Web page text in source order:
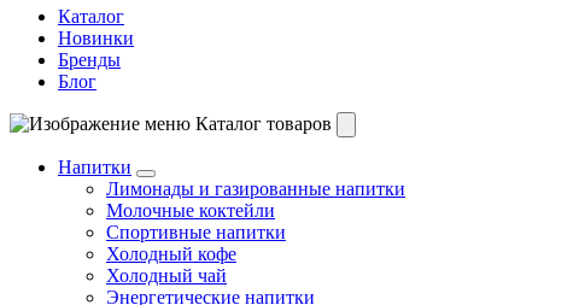
Каталог
Новинки
Бренды
Блог
Каталог товаров
Напитки
Лимонады и газированные напитки
Молочные коктейли
Спортивные напитки
Холодный кофе
Холодный чай
Энергетические напитки